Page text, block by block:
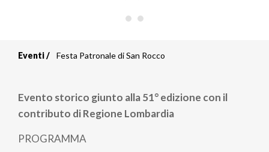
di
pane
Eventi Festa Patronale di San Rocco
Evento storico giunto alla 51° edizione con il
contributo di Regione Lombardia
PROGRAMMA